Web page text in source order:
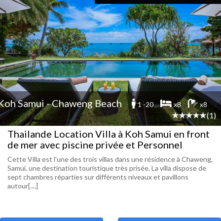
Samui - Chaweng Beach 1 -20 x8 x8
(1)
Thailande Location Villa à Koh Samui en front
de mer avec piscine privée et Personnel
Cette Villa est l'une des trois villas dans une résidence à Chaweng,
Samui, une destination touristique très prisée. La villa dispose de
sept chambres réparties sur différents niveaux et pavillons
autour[....]